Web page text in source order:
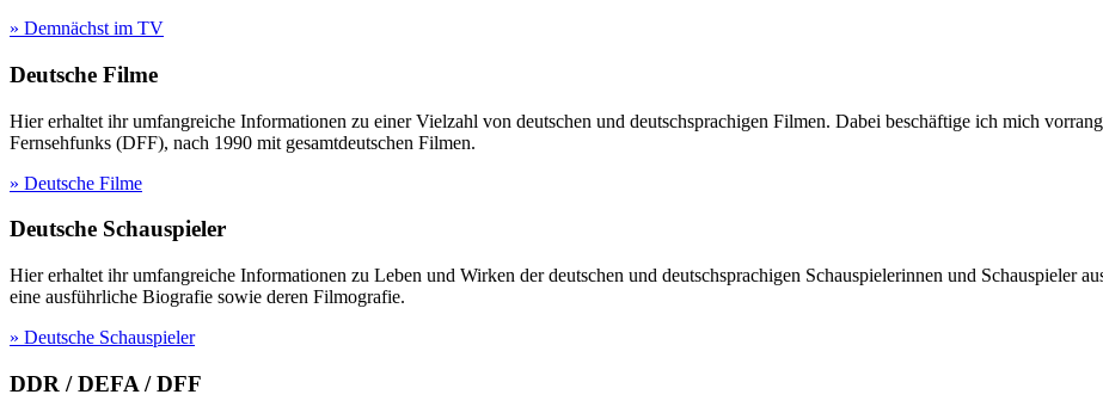
» Demnächst im TV
Deutsche Filme
Hier erhaltet ihr umfangreiche Informationen zu einer Vielzahl von deutschen und deutschsprachigen Filmen. Dabei beschäftige ich mich
Fernsehfunks (DFF), nach 1990 mit gesamtdeutschen Filmen.
» Deutsche Filme
Deutsche Schauspieler
Hier erhaltet ihr umfangreiche Informationen zu Leben und Wirken der deutschen und deutschsprachigen Schauspielerinnen und Schauspieler
eine ausführliche Biografie sowie deren Filmografie.
» Deutsche Schauspieler
DDR / DEFA / DFF